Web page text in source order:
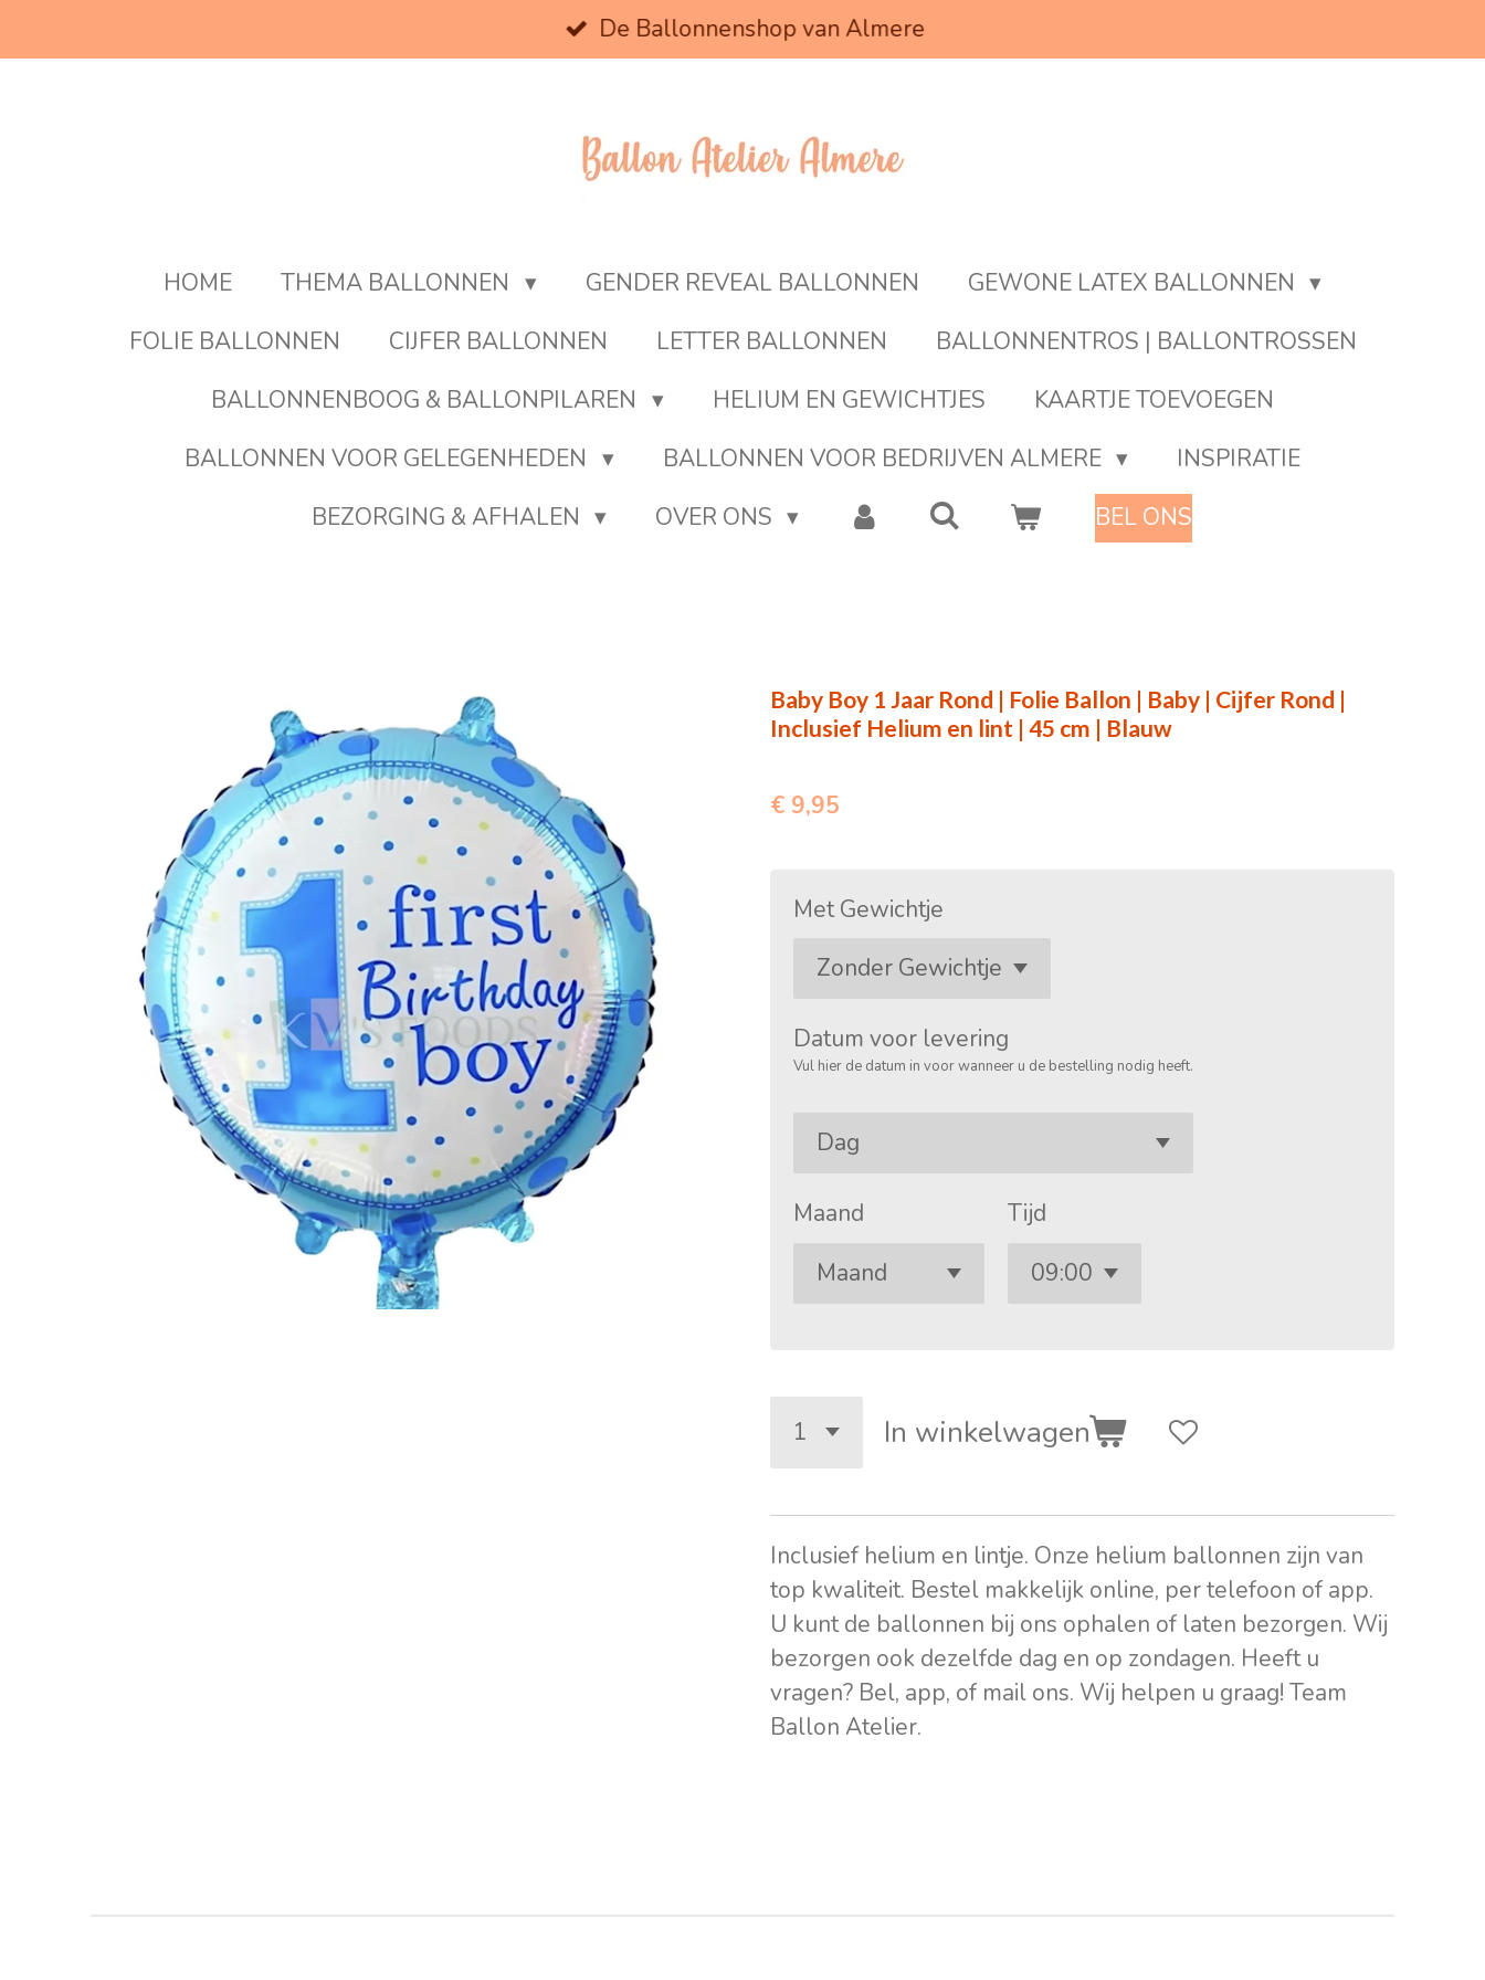
direct
De Ballonnenshop van Almere
HOME THEMA BALLONNEN GENDER REVEAL BALLONNEN
GEWONE LATEX BALLONNEN
FOLIE BALLONNEN
CIJFER BALLONNEN LETTER BALLONNEN
BALLONNENTROS | BALLONTROSSEN
BALLONNENBOOG & BALLONPILAREN
HELIUM EN GEWICHTJES
KAARTJE TOEVOEGEN
BALLONNEN VOOR GELEGENHEDEN
BALLONNEN VOOR BEDRIJVEN ALMERE
INSPIRATIE
BEZORGING & AFHALEN
OVER ONS BEL ONS
Baby Boy 1 Jaar Rond | Folie Ballon | Baby | Cijfer Rond |
Inclusief Helium en lint | 45 cm | Blauw
€ 9,95
Met Gewichtje
Datum voor levering
Vul hier de datum in voor wanneer u de bestelling nodig heeft.
Maand Tijd
In winkelwagen
Inclusief helium en lintje. Onze helium ballonnen zijn van
top kwaliteit. Bestel makkelijk online, per telefoon of app.
U kunt de ballonnen bij ons ophalen of laten bezorgen. Wij
bezorgen ook dezelfde dag en op zondagen. Heeft u
vragen? Bel, app, of mail ons. Wij helpen u graag! Team
Ballon Atelier.